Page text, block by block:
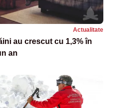
Actualitate
au crescut cu 1,3% în
an